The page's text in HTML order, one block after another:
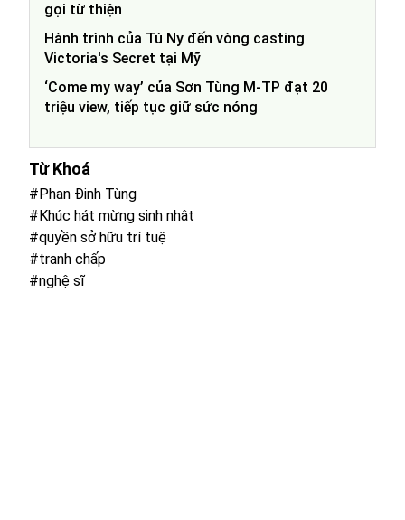
gọi từ thiện
Hành trình của Tú Ny đến vòng casting
Victoria's Secret tại Mỹ
‘Come my way’ của Sơn Tùng M-TP đạt 20
triệu view, tiếp tục giữ sức nóng
Từ Khoá
#Phan Đinh Tùng
#Khúc hát mừng sinh nhật
#quyền sở hữu trí tuệ
#tranh chấp
#nghệ sĩ